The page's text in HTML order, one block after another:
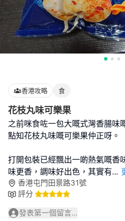
香港攻略 食
花枝丸味可樂果
之前咪食咗一包大嘅式灣香腸味
點知花枝丸味嘅可樂果仲正呀。
打開包裝已經飄出一啲熱氣嘅香
味更香，調味好出色，其實有...
香港屯門田景路31號
評分
發表第一個留言...